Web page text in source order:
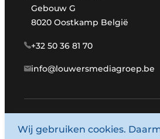
Gebouw G
8020 Oostkamp België
+32 50 36 81 70
info@louwersmediagroep.be
Wij gebruiken cookies.